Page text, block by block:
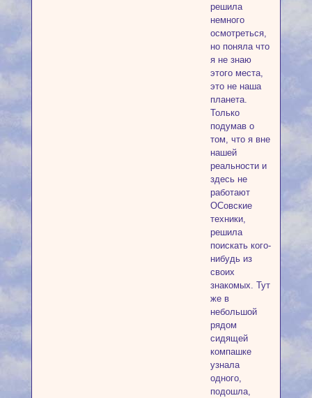
решила
немного
осмотреться,
но поняла что
я не знаю
этого места,
это не наша
планета.
Только
подумав о
том, что я вне
нашей
реальности и
здесь не
работают
ОСовские
техники,
решила
поискать кого-
нибудь из
своих
знакомых. Тут
же в
небольшой
рядом
сидящей
компашке
узнала
одного,
подошла,